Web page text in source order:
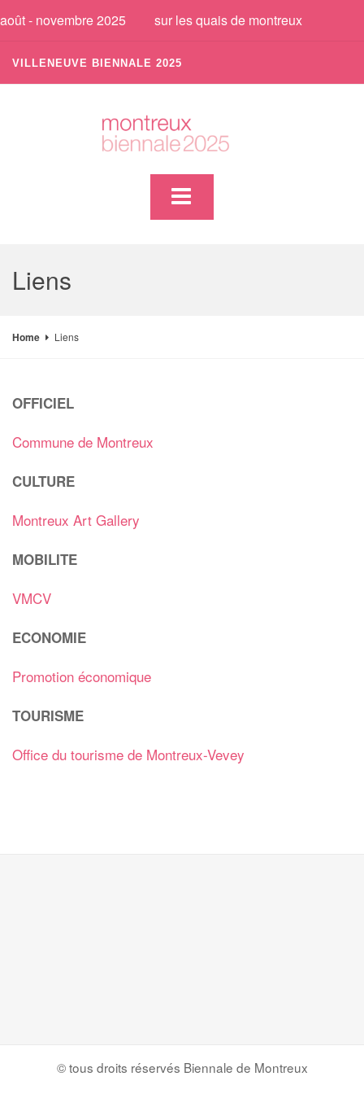
août - novembre 2025 sur les quais de montreux
VILLENEUVE BIENNALE 2025
Liens
Home Liens
OFFICIEL
Commune de Montreux
CULTURE
Montreux Art Gallery
MOBILITE
VMCV
ECONOMIE
Promotion économique
TOURISME
Office du tourisme de Montreux-Vevey
© tous droits réservés Biennale de Montreux